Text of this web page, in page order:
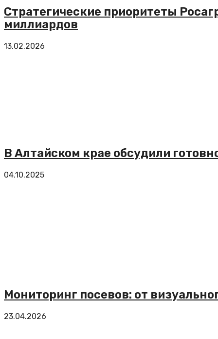
Стратегические приоритеты
миллиардов
13.02.2026
В Алтайском крае обсудили
04.10.2025
Мониторинг посевов: от
23.04.2026